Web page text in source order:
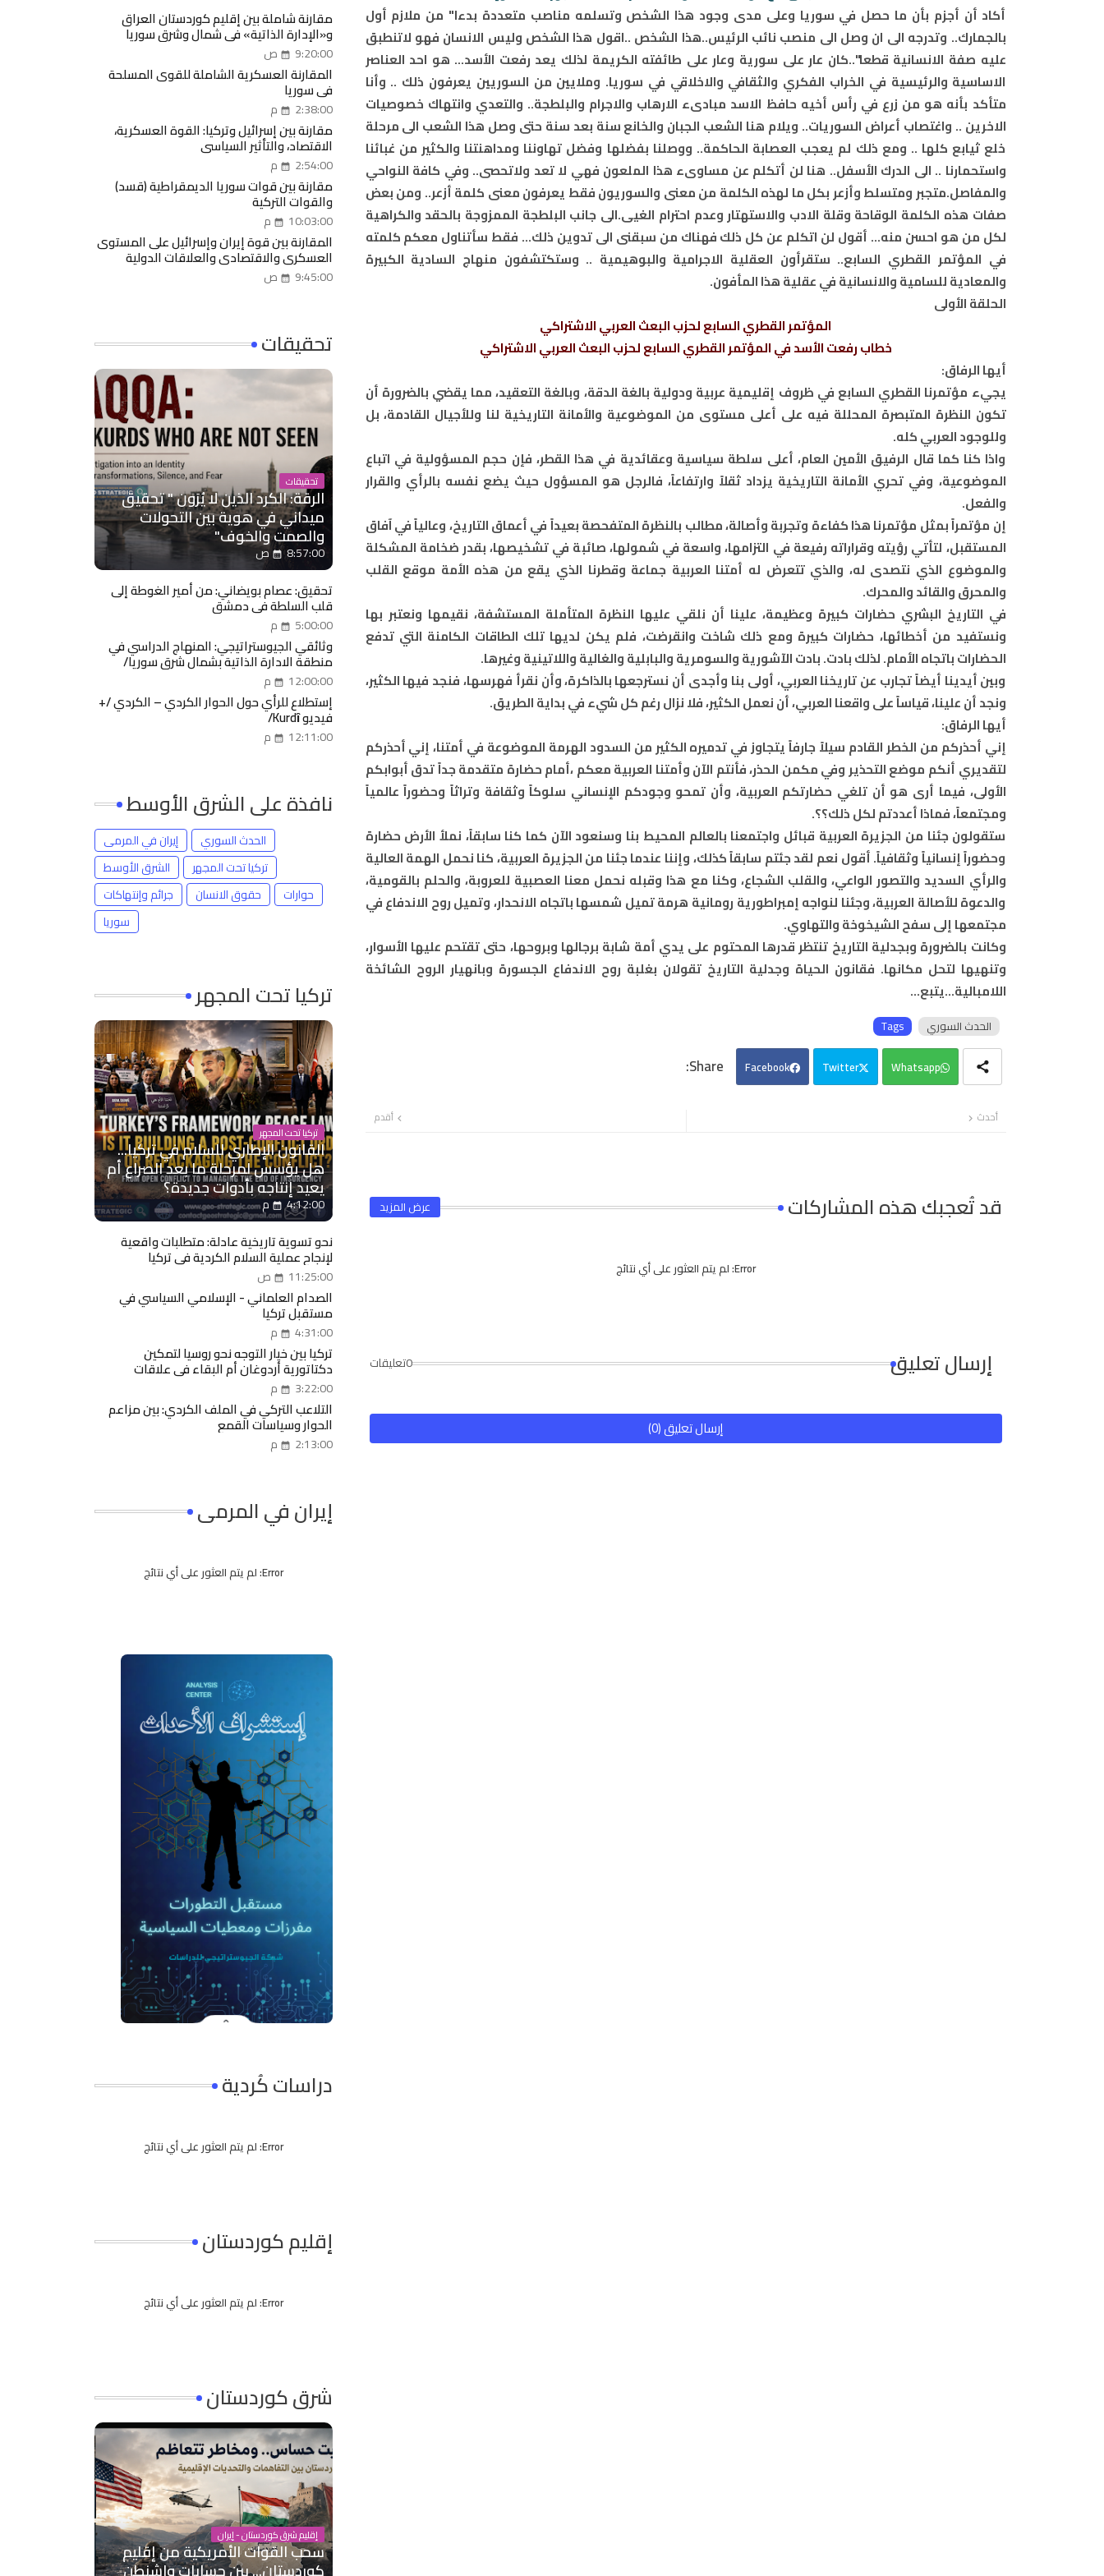
أكاد أن أجزم بأن ما حصل في سوريا وعلى مدى وجود هذا الشخص وتسلمه مناصب متعددة بدءا" من ملازم أول
بالجمارك.. وتدرجه الى ان وصل الى منصب نائب الرئيس..هذا الشخص ..اقول هذا الشخص وليس الانسان فهو لاتنطبق
عليه صفة الانسانية قطعا"..كان عار على سورية وعار على طائفته الكريمة لذلك يعد رفعت الأسد... هو احد العناصر
الاساسية والرئيسية في الخراب الفكري والثقافي والاخلاقي في سوريا. وملايين من السوريين يعرفون ذلك .. وأنا
متأكد بأنه هو من زرع في رأس أخيه حافظ الاسد مبادىء الارهاب والاجرام والبلطجة.. والتعدي وانتهاك خصوصيات
الاخرين .. واغتصاب أعراض السوريات.. ويلام هنا الشعب الجبان والخانع سنة بعد سنة حتى وصل هذا الشعب الى مرحلة
خلع ثيابع كلها .. ومع ذلك لم يعجب العصابة الحاكمة.. ووصلنا بفضلها وفضل تهاوننا ومداهنتنا والكثير من غبائنا
واستحمارنا .. الى الدرك الأسفل.. هنا لن أتكلم عن مساوىء هذا الملعون فهي لا تعد ولاتحصى.. وفي كافة النواحي
والمفاصل.متجبر ومتسلط وأزعر بكل ما لهذه الكلمة من معنى والسوريون فقط يعرفون معنى كلمة أزعر.. ومن بعض
صفات هذه الكلمة الوقاحة وقلة الادب والاستهتار وعدم احترام الغيى.الى جانب البلطجة الممزوجة بالحقد والكراهية
لكل من هو احسن منه... أقول لن اتكلم عن كل ذلك فهناك من سبقنى الى تدوين ذلك... فقط سأتناول معكم كلمته
في المؤتمر القطري السابع.. ستقرأون العقلية الاجرامية والبوهيمية .. وستكتشفون منهاج السادية الكبيرة
والمعادية للسامية والانسانية في عقلية هذا المأفون.
الحلقة الأولى
المؤتمر القطري السابع لحزب البعث العربي الاشتراكي
خطاب رفعت الأسد في المؤتمر القطري السابع لحزب البعث العربي الاشتراكي
أيها الرفاق:
يجيء مؤتمرنا القطري السابع في ظروف إقليمية عربية ودولية بالغة الدقة، وبالغة التعقيد، مما يقضي بالضرورة أن
تكون النظرة المتبصرة المحللة فيه على أعلى مستوى من الموضوعية والأمانة التاريخية لنا وللأجيال القادمة، بل
وللوجود العربي كله.
واذا كنا كما قال الرفيق الأمين العام، أعلى سلطة سياسية وعقائدية في هذا القطر، فإن حجم المسؤولية في اتباع
الموضوعية، وفي تحري الأمانة التاريخية يزداد ثقلاً وارتفاعاً، فالرجل هو المسؤول حيث يضع نفسه بالرأي والقرار
والفعل.
إن مؤتمراً بمثل مؤتمرنا هذا كفاءة وتجربة وأصالة، مطالب بالنظرة المتفحصة بعيداً في أعماق التاريخ، وعالياً في آفاق
المستقبل، لتأتي رؤيته وقراراته رفيعة في التزامها، واسعة في شمولها، صائبة في تشخيصها، بقدر ضخامة المشكلة
والموضوع الذي نتصدى له، والذي تتعرض له أمتنا العربية جماعة وقطرنا الذي يقع من هذه الأمة موقع القلب
والمحرق والقائد والمحرك.
في التاريخ البشري حضارات كبيرة وعظيمة، علينا أن نلقي عليها النظرة المتأملة المستشفة، نقيمها ونعتبر بها
ونستفيد من أخطائها، حضارات كبيرة ومع ذلك شاخت وانقرضت، فلم يكن لديها تلك الطاقات الكامنة التي تدفع
الحضارات باتجاه الأمام. لذلك بادت. بادت الآشورية والسومرية والبابلية والغالية واللاتينية وغيرها.
وبين أيدينا أيضاً تجارب عن تاريخنا العربي، أولى بنا وأجدى أن نسترجعها بالذاكرة، وأن نقرأ فهرسها، فنجد فيها الكثير،
ونجد أن علينا، قياساً على واقعنا العربي، أن نعمل الكثير، فلا نزال رغم كل شيء في بداية الطريق.
أيها الرفاق:
إني أحذركم من الخطر القادم سيلاً جارفاً يتجاوز في تدميره الكثير من السدود الهرمة الموضوعة في أمتنا، إني أحذركم
لتقديري أنكم موضع التحذير وفي مكمن الحذر، فأنتم الآن وأمتنا العربية معكم ،أمام حضارة متقدمة جداً تدق أبوابكم
الأولى، فيما أرى هو أن تلغي حضارتكم العربية، وأن تمحو وجودكم الإنساني سلوكاً وثقافة وتراثاً وحضوراً عالمياً
ومجتمعاً، فماذا أعددتم لكل ذلك؟؟.
ستقولون جئنا من الجزيرة العربية قبائل واجتمعنا بالعالم المحيط بنا وسنعود الآن كما كنا سابقاً، نملأ الأرض حضارة
وحضوراً إنسانياً وثقافياً. أقول نعم لقد جئتم سابقاً كذلك، وإننا عندما جئنا من الجزيرة العربية، كنا نحمل الهمة العالية
والرأي السديد والتصور الواعي، والقلب الشجاع، وكنا مع هذا وقبله نحمل معنا العصبية للعروبة، والحلم بالقومية،
والدعوة للأصالة العربية، وجئنا لنواجه إمبراطورية رومانية هرمة تميل شمسها باتجاه الانحدار، وتميل روح الاندفاع في
مجتمعها إلى سفح الشيخوخة والتهاوي.
وكانت بالضرورة وبجدلية التاريخ تنتظر قدرها المحتوم على يدي أمة شابة برجالها وبروحها، حتى تقتحم عليها الأسوار،
وتنهيها لتحل مكانها. فقانون الحياة وجدلية التاريخ تقولان بغلبة روح الاندفاع الجسورة وبانهيار الروح الشائخة
اللامبالية...يتبع...
Tags الحدث السوري
Facebook Twitter Whatsapp
أحدث أقدم
قد تُعجبك هذه المشاركات عرض المزيد
Error: لم يتم العثور على أي نتائج
إرسال تعليق 0تعليقات
إرسال تعليق (0)
مقارنة شاملة بين إقليم كوردستان العراق
و«الإدارة الذاتية» في شمال وشرق سوريا
9:20:00 ص
المقارنة العسكرية الشاملة للقوى المسلحة
في سوريا
2:38:00 م
مقارنة بين إسرائيل وتركيا: القوة العسكرية،
الاقتصاد، والتأثير السياسي
2:54:00 م
مقارنة بين قوات سوريا الديمقراطية (قسد)
والقوات التركية
10:03:00 م
المقارنة بين قوة إيران وإسرائيل على المستوى
العسكري والاقتصادي والعلاقات الدولية
9:45:00 ص
تحقيقات
تحقيقات
الرقة: الكرد الذين لا يُرَون " تحقيق
ميداني في هوية بين التحولات
والصمت والخوف"
8:57:00 ص
تحقيق: عصام بويضاني: من أمير الغوطة إلى
قلب السلطة في دمشق
5:00:00 م
وثائقي الجيوستراتيجي: المنهاج الدراسي في
منطقة الادارة الذاتية بشمال شرق سوريا/
روجآفا
12:00:00 م
إستطلاع للرأي حول الحوار الكردي – الكردي /+
فيديو Kurdȋ/
12:11:00 م
نافذة على الشرق الأوسط
إيران في المرمى
الحدث السوري
الشرق الأوسط
تركيا تحت المجهر
جرائم وإنتهاكات
حقوق الانسان
حوارات
سوريا
تركيا تحت المجهر
تركيا تحت المجهر
القانون الإطاري للسلام في تركيا...
هل يؤسس لمرحلة ما بعد الصراع أم
يعيد إنتاجه بأدوات جديدة؟
4:12:00 م
نحو تسوية تاريخية عادلة: متطلبات واقعية
لإنجاح عملية السلام الكردية في تركيا
11:25:00 ص
الصدام العلماني - الإسلامي السياسي في
مستقبل تركيا
4:31:00 م
تركيا بين خيار التوجه نحو روسيا لتمكين
دكتاتورية أردوغان أم البقاء في علاقات
إستراتيجية مع الغرب؟
3:22:00 م
التلاعب التركي في الملف الكردي: بين مزاعم
الحوار وسياسات القمع
2:13:00 م
إيران في المرمى
Error: لم يتم العثور على أي نتائج
دراسات كُردية
Error: لم يتم العثور على أي نتائج
إقليم كوردستان
Error: لم يتم العثور على أي نتائج
شرق كوردستان
إقليم شرق كوردستان - إيران
سحب القوات الأمريكية من إقليم